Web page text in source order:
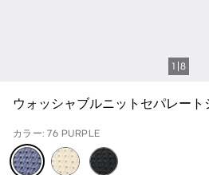
1 8
ウォッシャブルニットセパレート
カラー: 76 PURPLE